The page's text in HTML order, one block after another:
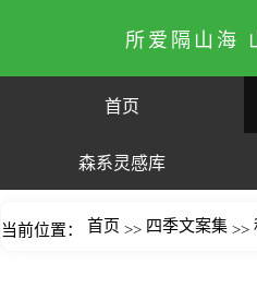
所爱隔山海
首页
森系灵感库
当前位置： 首页 >> 四季文案集 >>